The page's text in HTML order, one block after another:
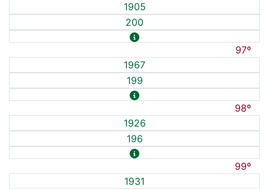
1905
200
97º
1967
199
98º
1926
196
99º
1931